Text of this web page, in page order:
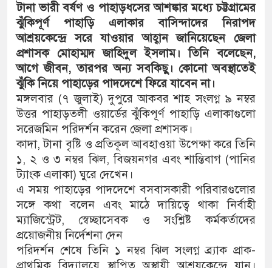
টানা ভারী বর্ষণ ও পাহাড়ধসের আশঙ্কার মধ্যে চট্টগ্রামের
ঝুঁকিপূর্ণ পাহাড়ি এলাকার বাসিন্দাদের নিরাপদ
আশ্রয়কেন্দ্রে সরে যাওয়ার আহ্বান জানিয়েছেন জেলা
প্রশাসক মোহাম্মদ জাহিদুল ইসলাম। তিনি বলেছেন,
আগে জীবন, তারপর অন্য সবকিছু। কোনো অবস্থাতেই
ঝুঁকি নিয়ে পাহাড়ের পাদদেশে ফিরে যাবেন না।
মঙ্গলবার (৭ জুলাই) দুপুরে আকবর শাহ সংলগ্ন ৯ নম্বর
উত্তর পাহাড়তলী ওয়ার্ডের ঝুঁকিপূর্ণ পাহাড়ি এলাকাগুলো
সরেজমিন পরিদর্শন করেন জেলা প্রশাসক।
কাদা, টানা বৃষ্টি ও প্রতিকূল আবহাওয়া উপেক্ষা করে তিনি
১, ২ ও ৩ নম্বর ঝিল, বিজয়নগর এবং শান্তিবাগ (পানির
ট্যাংক এলাকা) ঘুরে দেখেন।
এ সময় পাহাড়ের পাদদেশে বসবাসকারী পরিবারগুলোর
সঙ্গে কথা বলেন এবং মাঠে দায়িত্বে থাকা নির্বাহী
ম্যাজিস্ট্রেট, স্বেচ্ছাসেবক ও সংশ্লিষ্ট কর্মকর্তাদের
প্রয়োজনীয় নির্দেশনা দেন
পরিদর্শন শেষে তিনি ১ নম্বর ঝিল সংলগ্ন ব্র্যাক প্রাক-